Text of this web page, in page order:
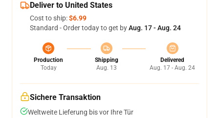
Deliver to United States
Cost to ship:$6.99
Standard - Order today to get byAug. 17 - Aug. 24
Production
Today
Shipping
Aug. 13
Delivered
Aug. 17 - Aug. 24
Sichere Transaktion
Weltweite Lieferung bis vor Ihre Tür